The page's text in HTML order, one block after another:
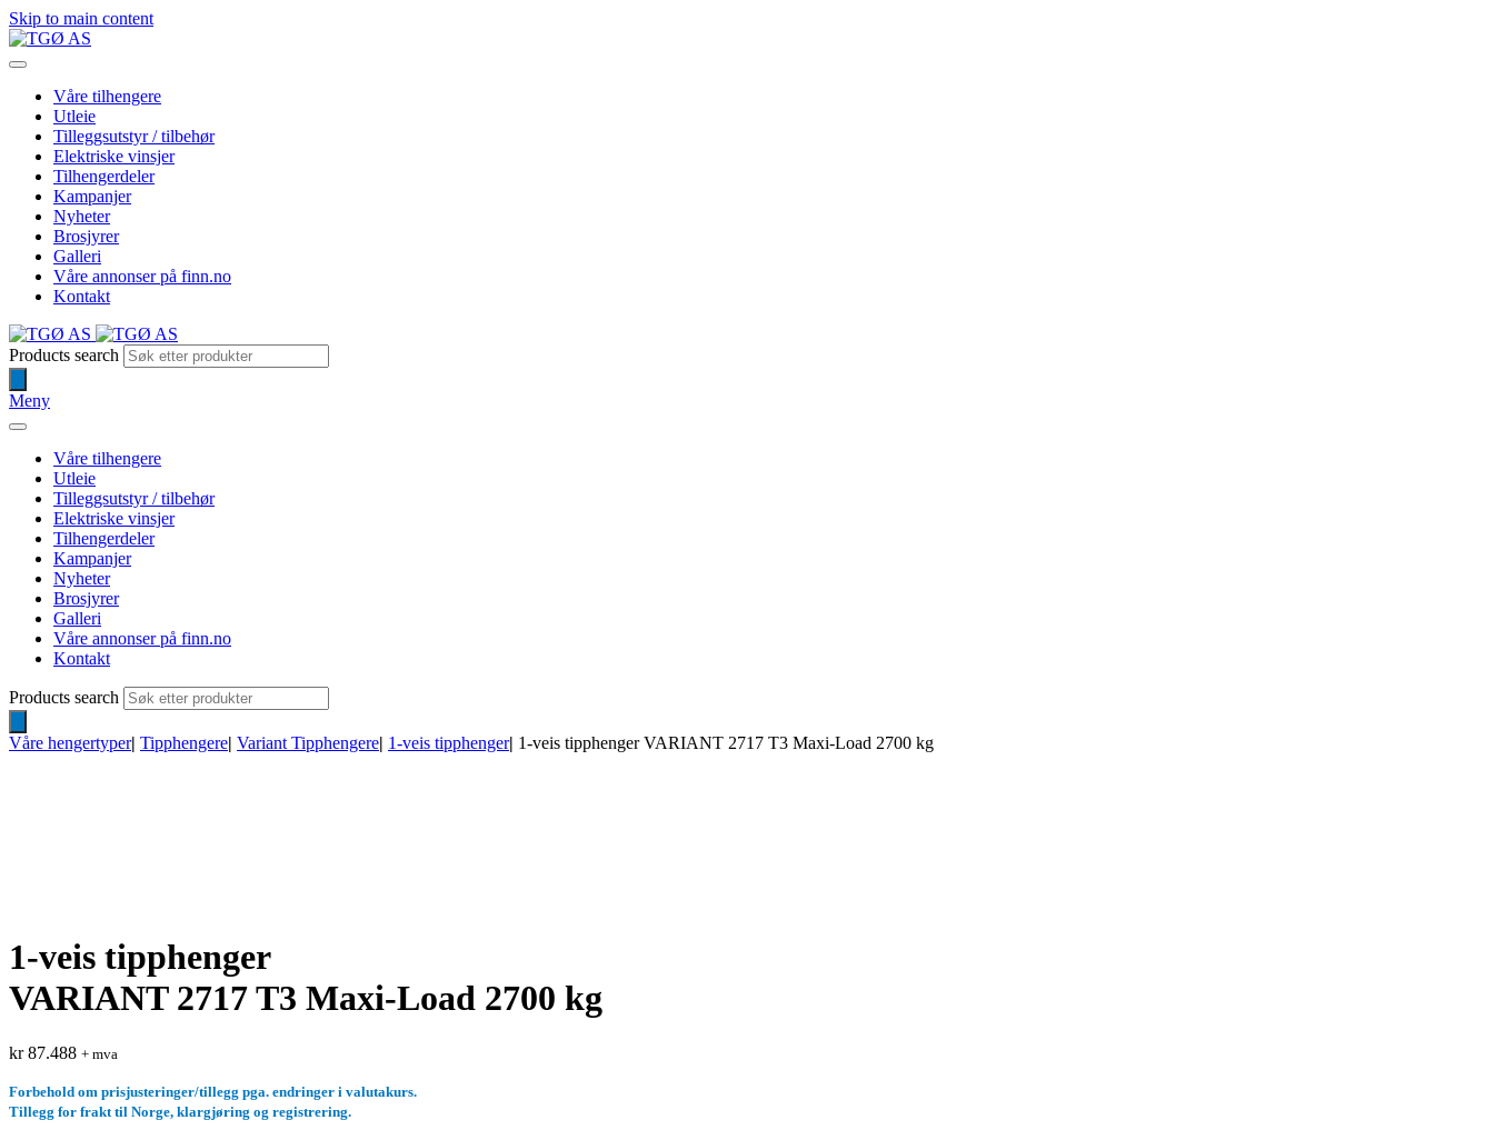
Skip to main content
Våre tilhengere
Utleie
Tilleggsutstyr / tilbehør
Elektriske vinsjer
Tilhengerdeler
Kampanjer
Nyheter
Brosjyrer
Galleri
Våre annonser på finn.no
Kontakt
Products search
Meny
Våre tilhengere
Utleie
Tilleggsutstyr / tilbehør
Elektriske vinsjer
Tilhengerdeler
Kampanjer
Nyheter
Brosjyrer
Galleri
Våre annonser på finn.no
Kontakt
Products search
Våre hengertyper| Tipphengere| Variant Tipphengere| 1-veis tipphenger| 1-veis tipphenger VARIANT 2717 T3 Maxi-Load 2700 kg
1-veis tipphenger
VARIANT 2717 T3 Maxi-Load 2700 kg
kr87.488 + mva
Forbehold om prisjusteringer/tillegg pga. endringer i valutakurs.
Tillegg for frakt til Norge, klargjøring og registrering.